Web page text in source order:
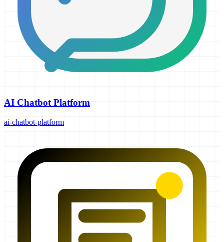
AI Chatbot Platform
ai-chatbot-platform